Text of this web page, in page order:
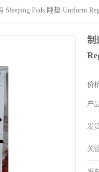
Pads 睡垫 Uniform
制
价
产
发
关